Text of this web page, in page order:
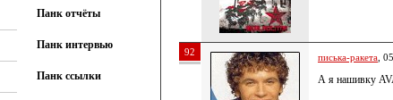
Панк отчёты
Панк интервью
Панк ссылки
92 писька-ракета ,
А я нашивку